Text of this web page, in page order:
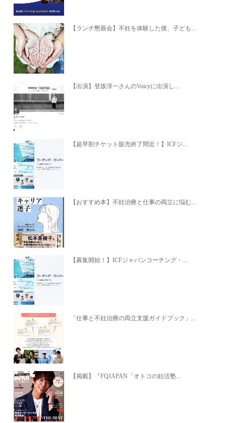
【ランチ懇親会】不妊を体験した後、子ども...
【出演】登坂淳一さんのVoicyに出演し...
【超早割チケット販売終了間近！】ICFジ...
【おすすめ本】不妊治療と仕事の両立に悩む...
【募集開始！】ICFジャパンコーチング・...
「仕事と不妊治療の両立支援ガイドブック」...
【掲載】『FQJAPAN「オトコの妊活塾...